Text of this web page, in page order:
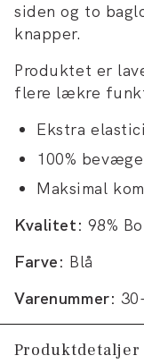
siden og to
knapper.
Produktet er
flere lækre
Ekstra
100%
Maksimal
Kvalitet: 98%
Farve: Blå
Varenummer:
Produktdetaljer